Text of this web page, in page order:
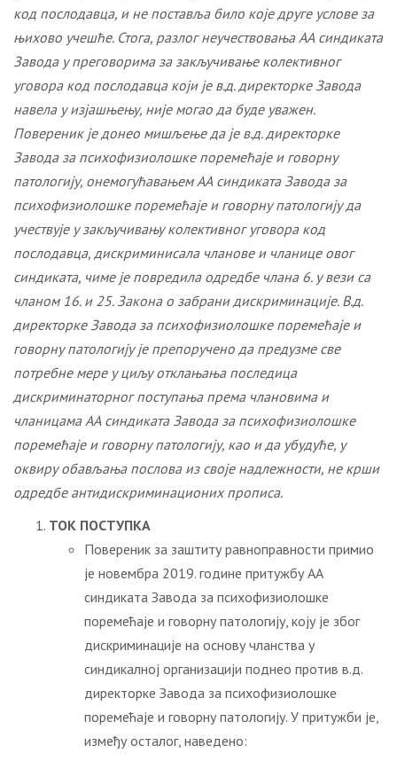
код послодавца, и не поставља било које друге услове за
њихово учешће. Стога, разлог неучествовања АА синдиката
Завода у преговорима за закључивање колективног
уговора код послодавца који је в.д. директорке Завода
навела у изјашњењу, није могао да буде уважен.
Повереник је донео мишљење да је в.д. директоркe
Завода за психофизиолошке поремећаје и говорну
патологију, онемогућавањем АА синдиката Завода за
психофизиолошке поремећаје и говорну патологију да
учествује у закључивању колективног уговора код
послодавца, дискриминисала чланове и чланице овог
синдиката, чиме је повредила одредбе члана 6. у вези са
чланом 16. и 25. Закона о забрани дискриминације. В.д.
директоркeЗавода за психофизиолошке поремећаје и
говорну патологију је препоручено да предузме све
потребне мере у циљу отклањања последица
дискриминаторног поступања према члановима и
чланицама АА синдиката Завода за психофизиолошке
поремећаје и говорну патологију, као и да убудуће, у
оквиру обављања послова из своје надлежности, не крши
одредбе антидискриминационих прописа.
ТОК ПОСТУПКА
Повереник за заштиту равноправности примио
је новембра 2019. године притужбу АА
синдиката Завода за психофизиолошке
поремећаје и говорну патологију, коју је због
дискриминације на основу чланства у
синдикалној организацији поднео против в.д.
директорке Завода за психофизиолошке
поремећаје и говорну патологију. У притужби је,
између осталог, наведено: